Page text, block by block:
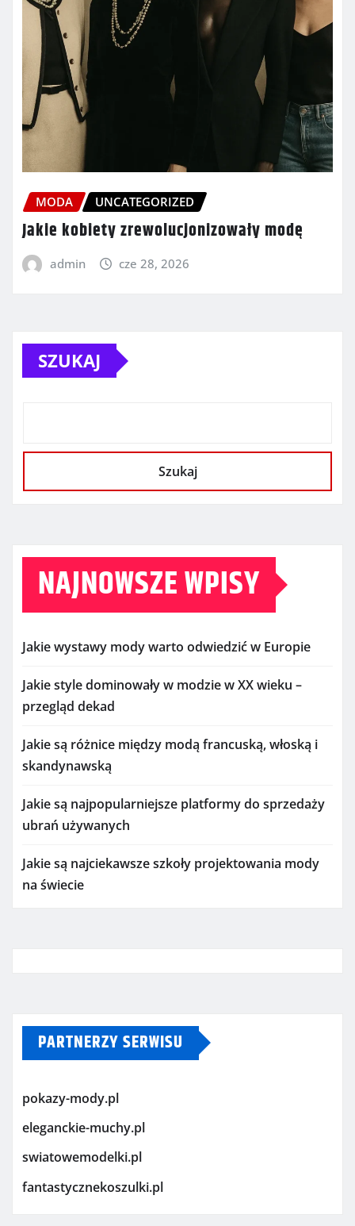
MODA UNCATEGORIZED
Jakie kobiety zrewolucjonizowały modę
admin cze 28, 2026
SZUKAJ
Szukaj
NAJNOWSZE WPISY
Jakie wystawy mody warto odwiedzić w Europie
Jakie style dominowały w modzie w XX wieku –
przegląd dekad
Jakie są różnice między modą francuską, włoską i
skandynawską
Jakie są najpopularniejsze platformy do sprzedaży
ubrań używanych
Jakie są najciekawsze szkoły projektowania mody
na świecie
PARTNERZY SERWISU
pokazy-mody.pl
eleganckie-muchy.pl
swiatowemodelki.pl
fantastycznekoszulki.pl